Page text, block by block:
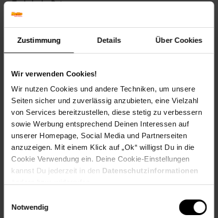
Zustimmung Details Über Cookies
Wir verwenden Cookies!
Wir nutzen Cookies und andere Techniken, um unsere
Seiten sicher und zuverlässig anzubieten, eine Vielzahl
von Services bereitzustellen, diese stetig zu verbessern
sowie Werbung entsprechend Deinen Interessen auf
unserer Homepage, Social Media und Partnerseiten
anzuzeigen. Mit einem Klick auf „Ok“ willigst Du in die
Cookie Verwendung ein. Deine Cookie-Einstellungen
kannst Du jederzeit in den Datenschutzinformationen
Notwendig
Technische Daten
Front: Dunkelblau, hochglänzend
30 x 82 x 47,6 cm (BxHxT)
19,5 kg
Material
Korpus: Spanplatte, 16 mm, melaminharzbeschichtet
Front: MDF, 16 mm
---
Lieferumfang
• 1 Küchenschrank als Bausatz inkl. Montagematerial und -
anleitung